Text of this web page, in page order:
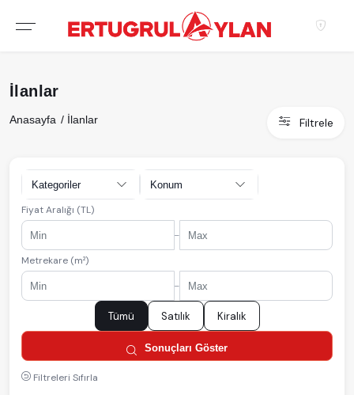
İlanlar
Anasayfa İlanlar Filtrele
Kategoriler Konum
Fiyat Aralığı (TL)
-
Metrekare (m²)
-
Tümü Satılık Kiralık
Sonuçları Göster
Filtreleri Sıfırla
Hakkımızda
EKIBIMIZ
EMLAK SITELERIMIZ
EMLAK OFISLERIMIZ